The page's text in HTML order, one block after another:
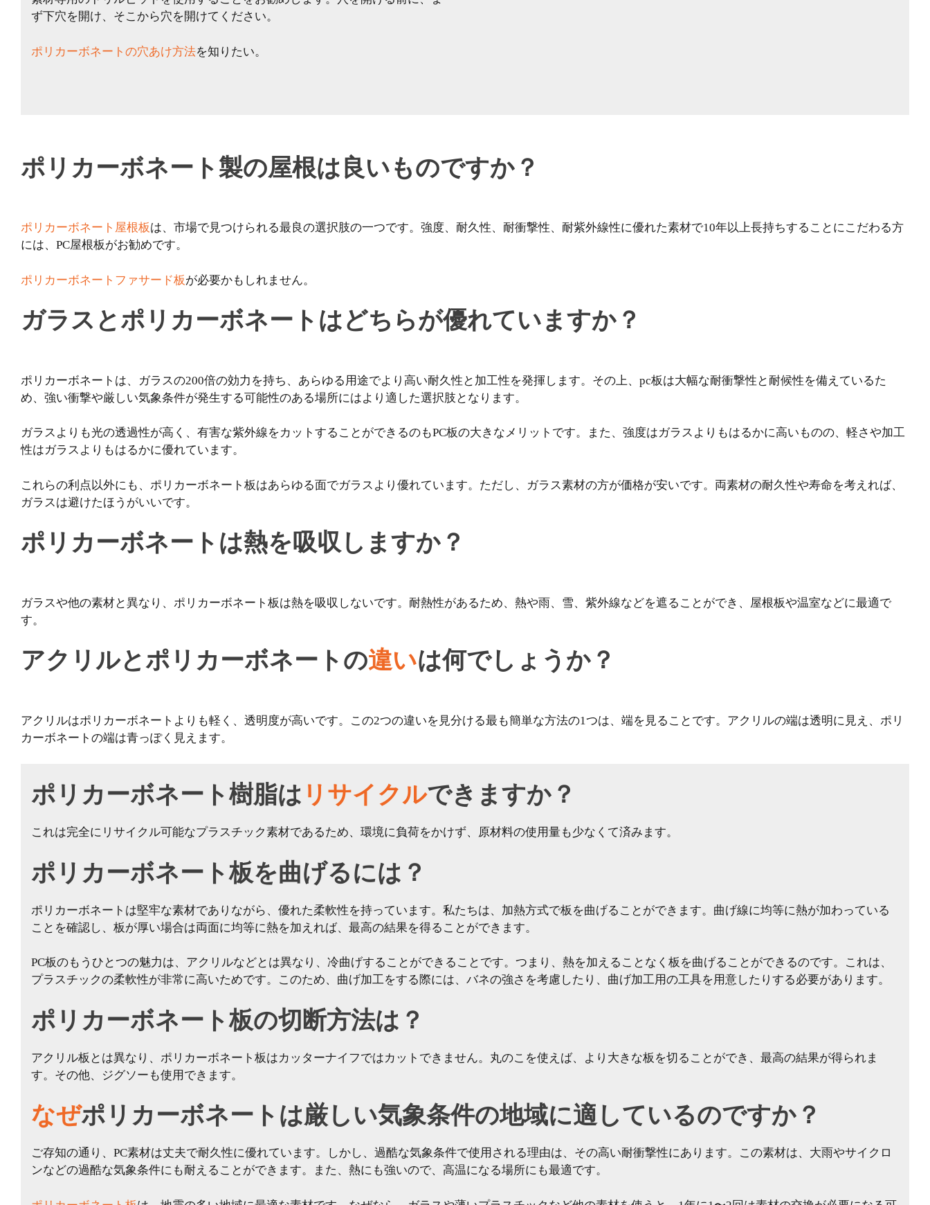
ず下穴を開け、そこから穴を開けてください。
ポリカーボネートの穴あけ方法を知りたい。
ポリカーボネート製の屋根は良いものですか？
ポリカーボネート屋根板は、市場で見つけられる最良の選択肢の一つです。強度、耐久性、耐衝撃性、耐紫外線性に優れた素材で10年以上長持ちすることにこだわる方
には、PC屋根板がお勧めです。
ポリカーボネートファサード板が必要かもしれません。
ガラスとポリカーボネートはどちらが優れていますか？
ポリカーボネートは、ガラスの200倍の効力を持ち、あらゆる用途でより高い耐久性と加工性を発揮します。その上、pc板は大幅な耐衝撃性と耐候性を備えているた
め、強い衝撃や厳しい気象条件が発生する可能性のある場所にはより適した選択肢となります。
ガラスよりも光の透過性が高く、有害な紫外線をカットすることができるのもPC板の大きなメリットです。また、強度はガラスよりもはるかに高いものの、軽さや加工
性はガラスよりもはるかに優れています。
これらの利点以外にも、ポリカーボネート板はあらゆる面でガラスより優れています。ただし、ガラス素材の方が価格が安いです。両素材の耐久性や寿命を考えれば、
ガラスは避けたほうがいいです。
ポリカーボネートは熱を吸収しますか？
ガラスや他の素材と異なり、ポリカーボネート板は熱を吸収しないです。耐熱性があるため、熱や雨、雪、紫外線などを遮ることができ、屋根板や温室などに最適で
す。
アクリルとポリカーボネートの違いは何でしょうか？
アクリルはポリカーボネートよりも軽く、透明度が高いです。この2つの違いを見分ける最も簡単な方法の1つは、端を見ることです。アクリルの端は透明に見え、ポリ
カーボネートの端は青っぽく見えます。
ポリカーボネート樹脂は リサイクルできますか？
これは完全にリサイクル可能なプラスチック素材であるため、環境に負荷をかけず、原材料の使用量も少なくて済みます。
ポリカーボネート板を曲げるには？
ポリカーボネートは堅牢な素材でありながら、優れた柔軟性を持っています。私たちは、加熱方式で板を曲げることができます。曲げ線に均等に熱が加わっている
ことを確認し、板が厚い場合は両面に均等に熱を加えれば、最高の結果を得ることができます。
PC板のもうひとつの魅力は、アクリルなどとは異なり、冷曲げすることができることです。つまり、熱を加えることなく板を曲げることができるのです。これは、
プラスチックの柔軟性が非常に高いためです。このため、曲げ加工をする際には、バネの強さを考慮したり、曲げ加工用の工具を用意したりする必要があります。
ポリカーボネート板の切断方法は？
アクリル板とは異なり、ポリカーボネート板はカッターナイフではカットできません。丸のこを使えば、より大きな板を切ることができ、最高の結果が得られま
す。その他、ジグソーも使用できます。
なぜポリカーボネートは厳しい気象条件の地域に適しているのですか？
ご存知の通り、PC素材は丈夫で耐久性に優れています。しかし、過酷な気象条件で使用される理由は、その高い耐衝撃性にあります。この素材は、大雨やサイクロ
ンなどの過酷な気象条件にも耐えることができます。また、熱にも強いので、高温になる場所にも最適です。